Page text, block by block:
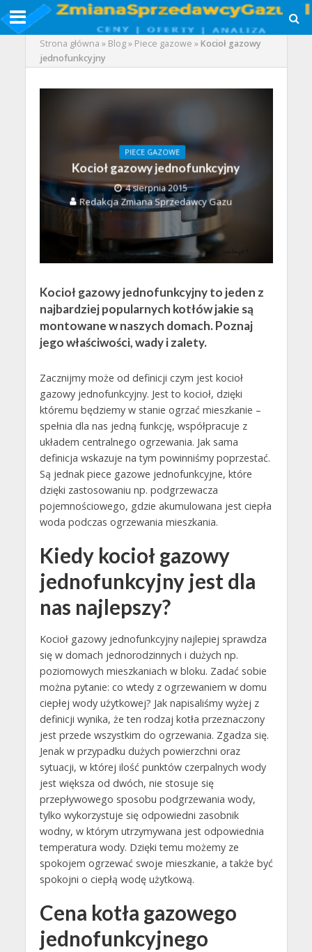
Strona główna » Blog» Piece gazowe »Kocioł gazowy
jednofunkcyjny
PIECE GAZOWE
Kocioł gazowy jednofunkcyjny
4 sierpnia 2015
Redakcja Zmiana Sprzedawcy Gazu
Kocioł gazowy jednofunkcyjny to jeden z
najbardziej popularnych kotłów jakie są
montowane w naszych domach. Poznaj
jego właściwości, wady i zalety.
Zacznijmy może od definicji czym jest kocioł
gazowy jednofunkcyjny. Jest to kocioł, dzięki
któremu będziemy w stanie ogrzać mieszkanie –
spełnia dla nas jedną funkcję, współpracuje z
układem centralnego ogrzewania. Jak sama
definicja wskazuje na tym powinniśmy poprzestać.
Są jednak piece gazowe jednofunkcyjne, które
dzięki zastosowaniu np. podgrzewacza
pojemnościowego, gdzie akumulowana jest ciepła
woda podczas ogrzewania mieszkania.
Kiedy kocioł gazowy
jednofunkcyjny jest dla
nas najlepszy?
Kocioł gazowy jednofunkcyjny najlepiej sprawdza
się w domach jednorodzinnych i dużych np.
poziomowych mieszkaniach w bloku. Zadać sobie
można pytanie: co wtedy z ogrzewaniem w domu
ciepłej wody użytkowej? Jak napisaliśmy wyżej z
definicji wynika, że ten rodzaj kotła przeznaczony
jest przede wszystkim do ogrzewania. Zgadza się.
Jenak w przypadku dużych powierzchni oraz
sytuacji, w której ilość punktów czerpalnych wody
jest większa od dwóch, nie stosuje się
przepływowego sposobu podgrzewania wody,
tylko wykorzystuje się odpowiedni zasobnik
wodny, w którym utrzymywana jest odpowiednia
temperatura wody. Dzięki temu możemy ze
spokojem ogrzewać swoje mieszkanie, a także być
spokojni o ciepłą wodę użytkową.
Cena kotła gazowego
jednofunkcyjnego